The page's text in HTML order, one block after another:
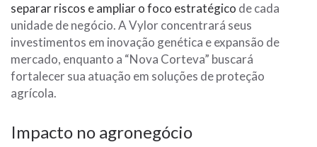
separar riscos e ampliar o foco estratégico de cada
unidade de negócio. A Vylor concentrará seus
investimentos em inovação genética e expansão de
mercado, enquanto a “Nova Corteva” buscará
fortalecer sua atuação em soluções de proteção
agrícola.
Impacto no agronegócio